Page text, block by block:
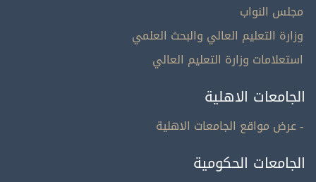
مجلس النواب
وزارة التعليم العالي والبحث العلمي
استعلامات وزارة التعليم العالي
الجامعات الاهلية
- عرض مواقع الجامعات الاهلية
الجامعات الحكومية